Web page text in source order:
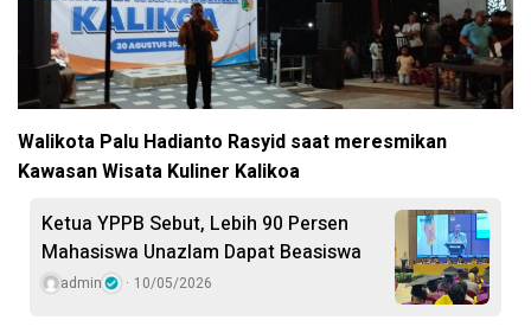
Walikota Palu Hadianto Rasyid saat meresmikan
Kawasan Wisata Kuliner Kalikoa
Ketua YPPB Sebut, Lebih 90 Persen
Mahasiswa Unazlam Dapat Beasiswa
admin 10/05/2026